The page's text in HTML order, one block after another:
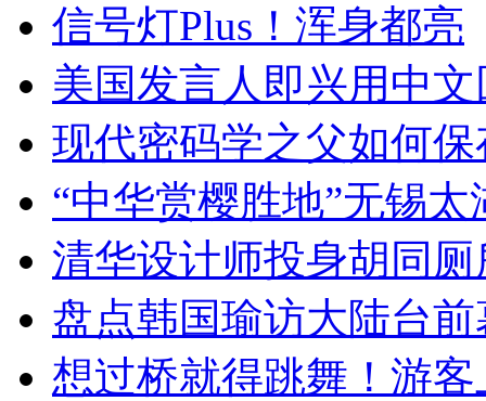
信号灯Plus！浑身都亮
美国发言人即兴用中
现代密码学之父如何
“中华赏樱胜地”无锡
清华设计师投身胡同
盘点韩国瑜访大陆台
想过桥就得跳舞！游客